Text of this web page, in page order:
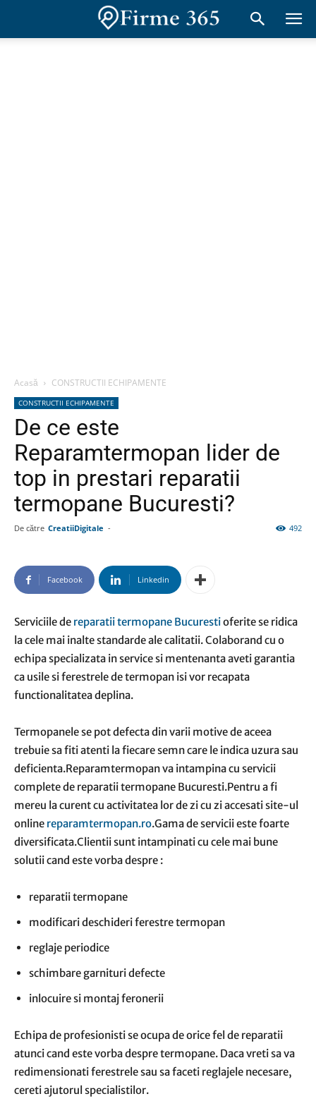
Acasă CONSTRUCTII ECHIPAMENTE
CONSTRUCTII ECHIPAMENTE
De ce este
Reparamtermopan lider de
top in prestari reparatii
termopane Bucuresti?
De către CreatiiDigitale - 492
Facebook Linkedin
Serviciile de reparatii termopane Bucurestioferite se ridica
la cele mai inalte standarde ale calitatii. Colaborand cu o
echipa specializata in service si mentenanta aveti garantia
ca usile si ferestrele de termopan isi vor recapata
functionalitatea deplina.
Termopanele se pot defecta din varii motive de aceea
trebuie sa fiti atenti la fiecare semn care le indica uzura sau
deficienta.Reparamtermopan va intampina cu servicii
complete de reparatii termopane Bucuresti.Pentru a fi
mereu la curent cu activitatea lor de zi cu zi accesati site-ul
online reparamtermopan.ro.Gama de servicii este foarte
diversificata.Clientii sunt intampinati cu cele mai bune
solutii cand este vorba despre :
reparatii termopane
modificari deschideri ferestre termopan
reglaje periodice
schimbare garnituri defecte
inlocuire si montaj feronerii
Echipa de profesionisti se ocupa de orice fel de reparatii
atunci cand este vorba despre termopane. Daca vreti sa va
redimensionati ferestrele sau sa faceti reglajele necesare,
cereti ajutorul specialistilor.